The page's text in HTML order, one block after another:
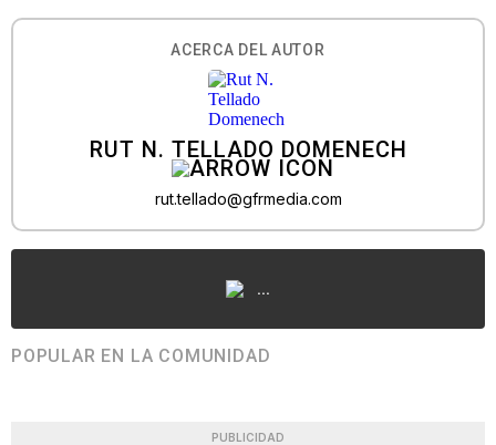
ACERCA DEL AUTOR
RUT N. TELLADO DOMENECH
rut.tellado@gfrmedia.com
...
POPULAR EN LA COMUNIDAD
PUBLICIDAD